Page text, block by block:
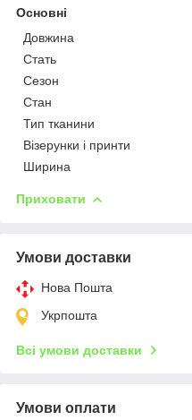
Основні
Довжина
Стать
Сезон
Стан
Тип тканини
Візерунки і принти
Ширина
Приховати
Умови доставки
Нова Пошта
Укрпошта
Всі умови доставки
Умови оплати